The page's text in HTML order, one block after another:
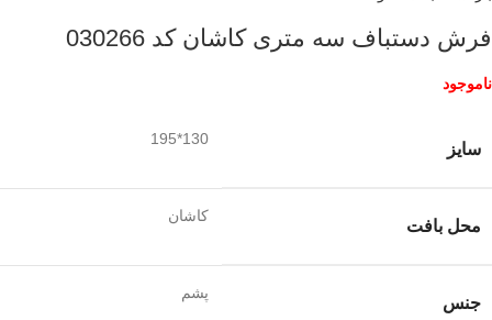
فرش دستباف سه متری کاشان کد 030266
ناموجود
سایز
130*195
محل بافت
کاشان
جنس
پشم